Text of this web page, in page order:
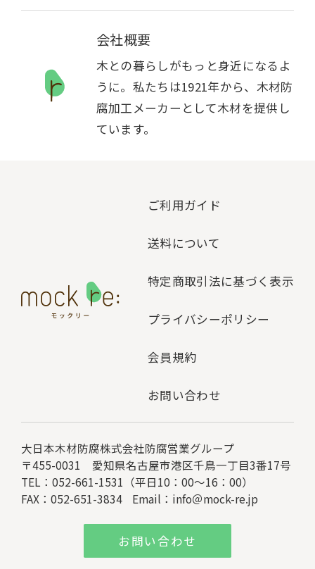
会社概要
木との暮らしがもっと身近になるよ
うに。私たちは1921年から、木材防
腐加工メーカーとして木材を提供し
ています。
ご利用ガイド
送料について
特定商取引法に基づく表示
プライバシーポリシー
会員規約
お問い合わせ
大日本木材防腐株式会社防腐営業グループ
〒455-0031 愛知県名古屋市港区千鳥一丁目3番17号
TEL：052-661-1531（平日10：00～16：00）
FAX：052-651-3834
Email： info＠mock-re.jp
お問い合わせ